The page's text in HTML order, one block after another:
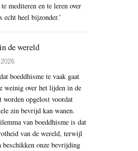
mediteren en te leren over
echt heel bijzonder.’
de wereld
boeddhisme te vaak gaat
weinig over het lijden in de
worden opgelost voordat
zin bevrijd kan wanen.
van boeddhisme is dat
van de wereld, terwijl
beschikken onze bevrijding